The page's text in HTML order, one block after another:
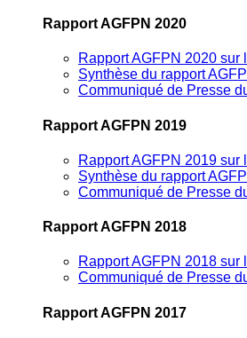
Rapport AGFPN 2020
Rapport AGFPN 2020
Synthèse du rapport
Communiqué de Presse
Rapport AGFPN 2019
Rapport AGFPN 2019
Synthèse du rapport
Communiqué de Presse
Rapport AGFPN 2018
Rapport AGFPN 2018
Communiqué de Presse
Rapport AGFPN 2017